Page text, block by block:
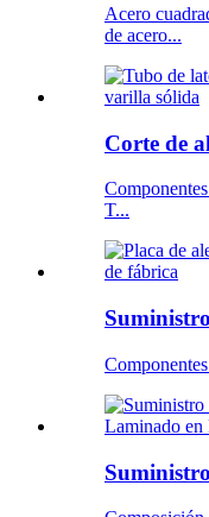
Acero
de acero...
Corte de
T...